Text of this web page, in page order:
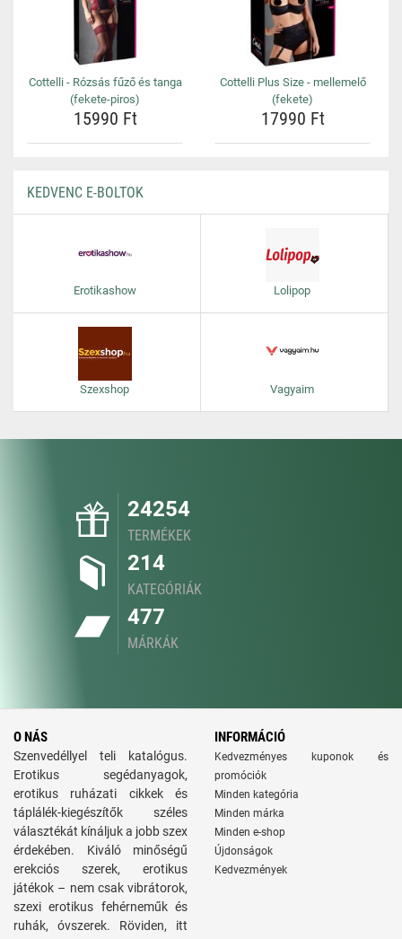
Cottelli - Rózsás fűző és tanga
(fekete-piros)
15990 Ft
Cottelli Plus Size - mellemelő
(fekete)
17990 Ft
KEDVENC E-BOLTOK
Erotikashow Lolipop
Szexshop Vagyaim
24254
TERMÉKEK
214
KATEGÓRIÁK
477
MÁRKÁK
O NÁS
Szenvedéllyel teli katalógus.
Erotikus segédanyagok,
erotikus ruházati cikkek és
táplálék-kiegészítők széles
választékát kínáljuk a jobb szex
érdekében. Kiváló minőségű
erekciós szerek, erotikus
játékok – nem csak vibrátorok,
szexi erotikus fehérneműk és
ruhák, óvszerek. Röviden, itt
INFORMÁCIÓ
Kedvezményes kuponok és
promóciók
Minden kategória
Minden márka
Minden e-shop
Újdonságok
Kedvezmények